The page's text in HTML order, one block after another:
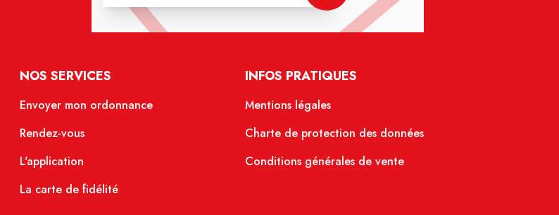
NOS SERVICES
Envoyer mon ordonnance
Rendez-vous
L'application
La carte de fidélité
INFOS PRATIQUES
Mentions légales
Charte de protection des données
Conditions générales de vente